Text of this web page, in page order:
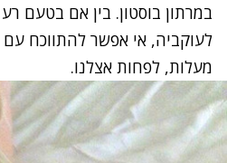
במרתון בוסטון. בין אם בטעם
לעוקביה, אי אפשר להתווכח
מעלות, לפחות אצלנו.